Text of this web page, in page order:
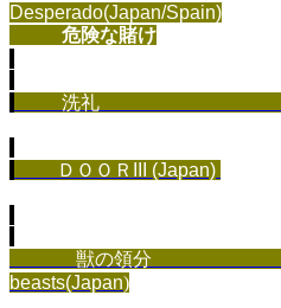
Desperado(Japan/Spain)
危険な賭け
洗礼
ＤＯＯＲ III (Japan)
獣の領分
beasts(Japan)